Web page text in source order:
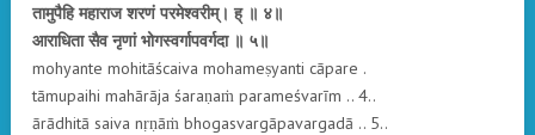
तामुपैहि महाराज शरणं परमेश्वरीम्। ह् ॥ ४॥
आराधिता सैव नृणां भोगस्वर्गापवर्गदा ॥ ५॥
mohyante mohitāścaiva mohameṣyanti cāpare .
tāmupaihi mahārāja śaraṇaṁ parameśvarīm .. 4..
ārādhitā saiva nṛṇāṁ bhogasvargāpavargadā .. 5..